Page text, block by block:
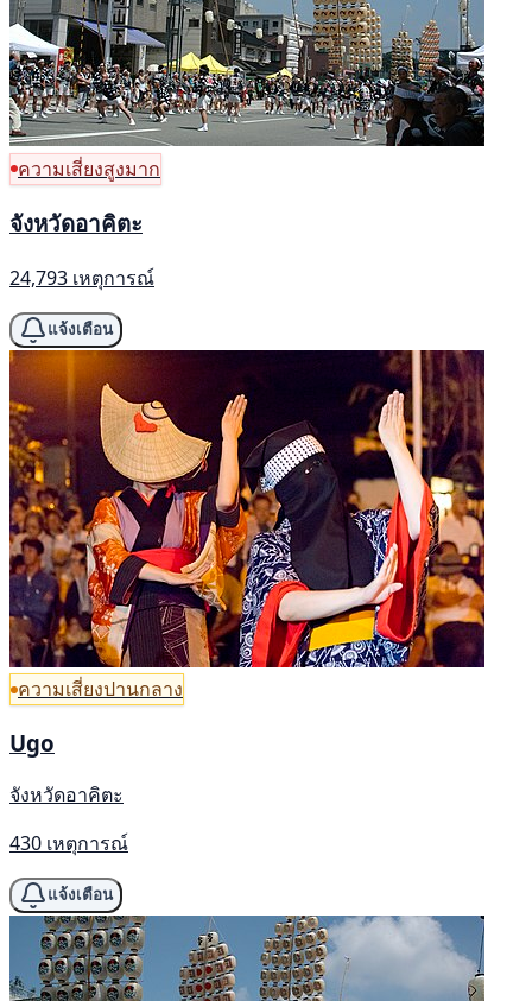
ความเสี่ยงสูงมาก
จังหวัดอาคิตะ
24,793 เหตุการณ์
แจ้งเตือน
ความเสี่ยงปานกลาง
Ugo
จังหวัดอาคิตะ
430 เหตุการณ์
แจ้งเตือน